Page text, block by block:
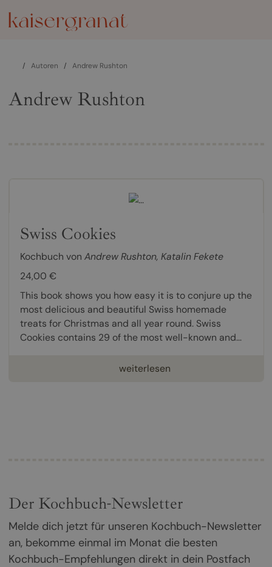
/ Autoren / Andrew Rushton
Andrew Rushton
Swiss Cookies
Kochbuch von Andrew Rushton, Katalin Fekete
24,00 €
This book shows you how easy it is to conjure up the
most delicious and beautiful Swiss homemade
treats for Christmas and all year round. Swiss
Cookies contains 29 of the most well-known and...
weiterlesen
Der Kochbuch-Newsletter
Melde dich jetzt für unseren Kochbuch-Newsletter
an, bekomme einmal im Monat die besten
Kochbuch-Empfehlungen direkt in dein Postfach